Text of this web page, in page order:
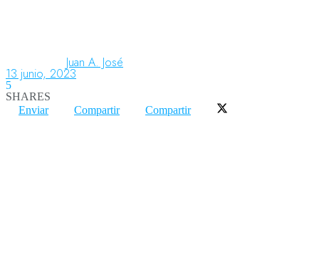
Aeropuertos
Juan A. José
13 junio, 2023
5
SHARES
Enviar
Compartir Compartir